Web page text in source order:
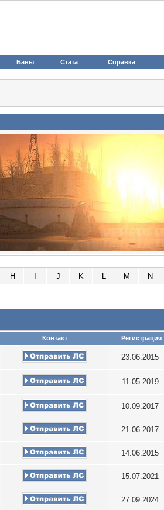
Баны Стата Справка
H J K L M N
Контакт Регистрация
23.06.2015
11.05.2019
10.09.2017
21.06.2017
14.06.2015
15.07.2021
27.09.2024